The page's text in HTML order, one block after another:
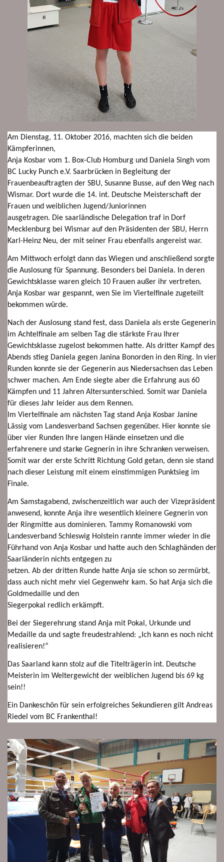
Am Dienstag, 11. Oktober 2016, machten sich die beiden
Kämpferinnen,
Anja Kosbar vom 1. Box-Club Homburg und Daniela Singh vom
BC Lucky Punch e.V. Saarbrücken in Begleitung der
Frauenbeauftragten der SBU, Susanne Busse, auf den Weg nach
Wismar. Dort wurde die 14. int. Deutsche Meisterschaft der
Frauen und weiblichen Jugend/Juniorinnen
ausgetragen. Die saarländische Delegation traf in Dorf
Mecklenburg bei Wismar auf den Präsidenten der SBU, Herrn
Karl-Heinz Neu, der mit seiner Frau ebenfalls angereist war.
Am Mittwoch erfolgt dann das Wiegen und anschließend sorgte
die Auslosung für Spannung. Besonders bei Daniela. In deren
Gewichtsklasse waren gleich 10 Frauen außer ihr vertreten.
Anja Kosbar war gespannt, wen Sie im Viertelfinale zugeteilt
bekommen würde.
Nach der Auslosung stand fest, dass Daniela als erste Gegenerin
im Achtelfinale am selben Tag die stärkste Frau Ihrer
Gewichtsklasse zugelost bekommen hatte. Als dritter Kampf des
Abends stieg Daniela gegen Janina Bonorden in den Ring. In vier
Runden konnte sie der Gegenerin aus Niedersachsen das Leben
schwer machen. Am Ende siegte aber die Erfahrung aus 60
Kämpfen und 11 Jahren Altersunterschied. Somit war Daniela
für dieses Jahr leider aus dem Rennen.
Im Viertelfinale am nächsten Tag stand Anja Kosbar Janine
Lässig vom Landesverband Sachsen gegenüber. Hier konnte sie
über vier Runden Ihre langen Hände einsetzen und die
erfahrenere und starke Gegnerin in ihre Schranken verweisen.
Somit war der erste Schritt Richtung Gold getan, denn sie stand
nach dieser Leistung mit einem einstimmigen Punktsieg im
Finale.
Am Samstagabend, zwischenzeitlich war auch der Vizepräsident
anwesend, konnte Anja ihre wesentlich kleinere Gegnerin von
der Ringmitte aus dominieren. Tammy Romanowski vom
Landesverband Schleswig Holstein rannte immer wieder in die
Führhand von Anja Kosbar und hatte auch den Schlaghänden der
Saarländerin nichts entgegen zu
setzen. Ab der dritten Runde hatte Anja sie schon so zermürbt,
dass auch nicht mehr viel Gegenwehr kam. So hat Anja sich die
Goldmedaille und den
Siegerpokal redlich erkämpft.
Bei der Siegerehrung stand Anja mit Pokal, Urkunde und
Medaille da und sagte freudestrahlend: „Ich kann es noch nicht
realisieren!“
Das Saarland kann stolz auf die Titelträgerin int. Deutsche
Meisterin im Weltergewicht der weiblichen Jugend bis 69 kg
sein!!
Ein Dankeschön für sein erfolgreiches Sekundieren gilt Andreas
Riedel vom BC Frankenthal!